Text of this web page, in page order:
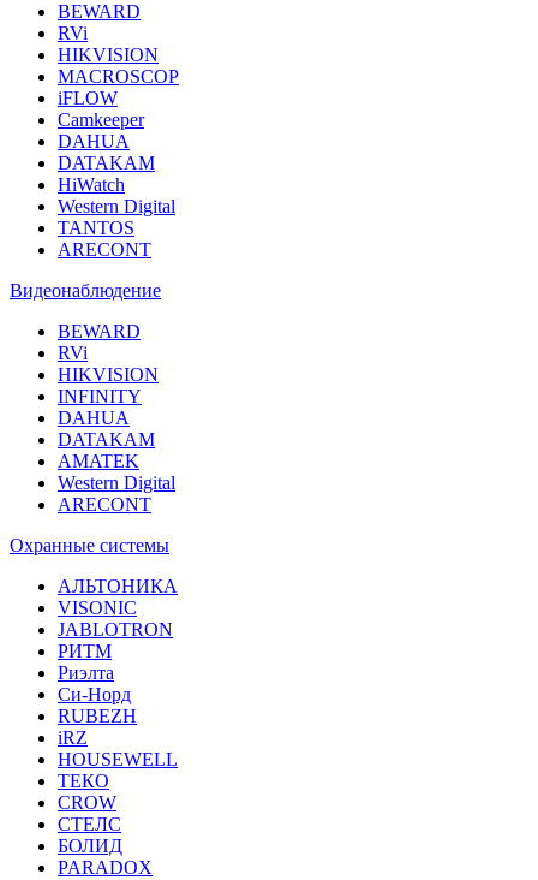
BEWARD
RVi
HIKVISION
MACROSCOP
iFLOW
Camkeeper
DAHUA
DATAKAM
HiWatch
Western Digital
TANTOS
ARECONT
Видеонаблюдение
BEWARD
RVi
HIKVISION
INFINITY
DAHUA
DATAKAM
AMATEK
Western Digital
ARECONT
Охранные системы
АЛЬТОНИКА
VISONIC
JABLOTRON
РИТМ
Риэлта
Си-Норд
RUBEZH
iRZ
HOUSEWELL
ТЕКО
CROW
СТЕЛС
БОЛИД
PARADOX